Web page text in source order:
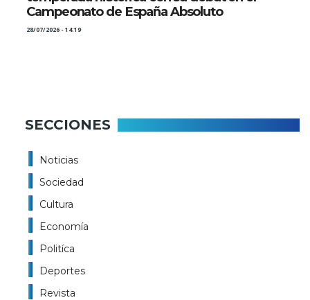
Campeonato de España Absoluto
28/07/2026 - 14:19
SECCIONES
Noticias
Sociedad
Cultura
Economía
Politíca
Deportes
Revista